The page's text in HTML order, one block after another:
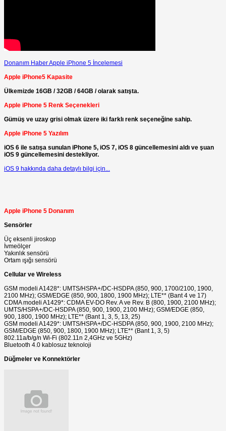
Donanım Haber Apple iPhone 5 İncelemesi
Apple iPhone5 Kapasite
Ülkemizde 16GB / 32GB / 64GB / olarak satışta.
Apple iPhone 5 Renk Seçenekleri
Gümüş ve uzay grisi olmak üzere iki farklı renk seçeneğine sahip.
Apple iPhone 5 Yazılım
iOS 6 ile satışa sunulan iPhone 5, iOS 7, iOS 8 güncellemesini aldı ve şuan
iOS 9 güncellemesini destekliyor.
iOS 9 hakkında daha detaylı bilgi için...
Apple iPhone 5 Donanım
Sensörler
Üç eksenli jiroskop
İvmeölçer
Yakınlık sensörü
Ortam ışığı sensörü
Cellular ve Wireless
GSM modeli A1428*: UMTS/HSPA+/DC-HSDPA (850, 900, 1700/2100, 1900,
2100 MHz); GSM/EDGE (850, 900, 1800, 1900 MHz); LTE** (Bant 4 ve 17)
CDMA modeli A1429*: CDMA EV-DO Rev. A ve Rev. B (800, 1900, 2100 MHz);
UMTS/HSPA+/DC-HSDPA (850, 900, 1900, 2100 MHz); GSM/EDGE (850,
900, 1800, 1900 MHz); LTE** (Bant 1, 3, 5, 13, 25)
GSM modeli A1429*: UMTS/HSPA+/DC-HSDPA (850, 900, 1900, 2100 MHz);
GSM/EDGE (850, 900, 1800, 1900 MHz); LTE** (Bant 1, 3, 5)
802.11a/b/g/n Wi-Fi (802.11n 2,4GHz ve 5GHz)
Bluetooth 4.0 kablosuz teknoloji
Düğmeler ve Konnektörler